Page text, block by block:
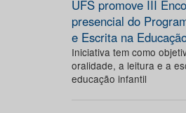
UFS promove III
presencial do
e Escrita na
Iniciativa tem como
oralidade, a leitura e a
educação infantil